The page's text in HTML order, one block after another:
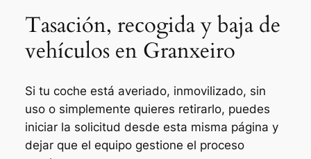
Tasación, recogida y baja de
vehículos en Granxeiro
Si tu coche está averiado, inmovilizado, sin
uso o simplemente quieres retirarlo, puedes
iniciar la solicitud desde esta misma página y
dejar que el equipo gestione el proceso